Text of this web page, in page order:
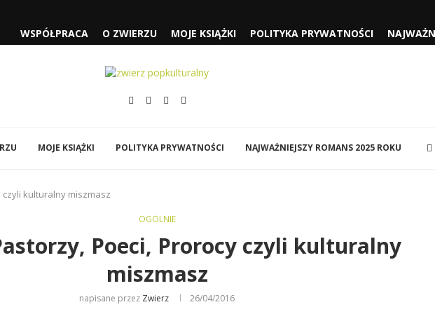
CZYLI... I „FJORD”
MAN: CAŁKIEM NOWY...
DO MNIE...
NOLANA
WSPÓŁPRACA O ZWIERZU MOJE KSIĄŻKI POLITYKA PRYWATNOŚCI
MOJE KSIĄŻKI POLITYKA PRYWATNOŚCI NAJWAŻNIEJSZY ROMANS 2025 ROKU
czyli kulturalny miszmasz
OGÓLNIE
Poeci, Prorocy czyli kulturalny
miszmasz
napisane przez Zwierz 26/04/2016